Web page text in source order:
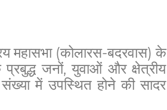
महासभा (कोलारस-बदरवास) के
प्रबुद्ध जनों, युवाओं और क्षेत्रीय
में उपस्थित होने की सादर